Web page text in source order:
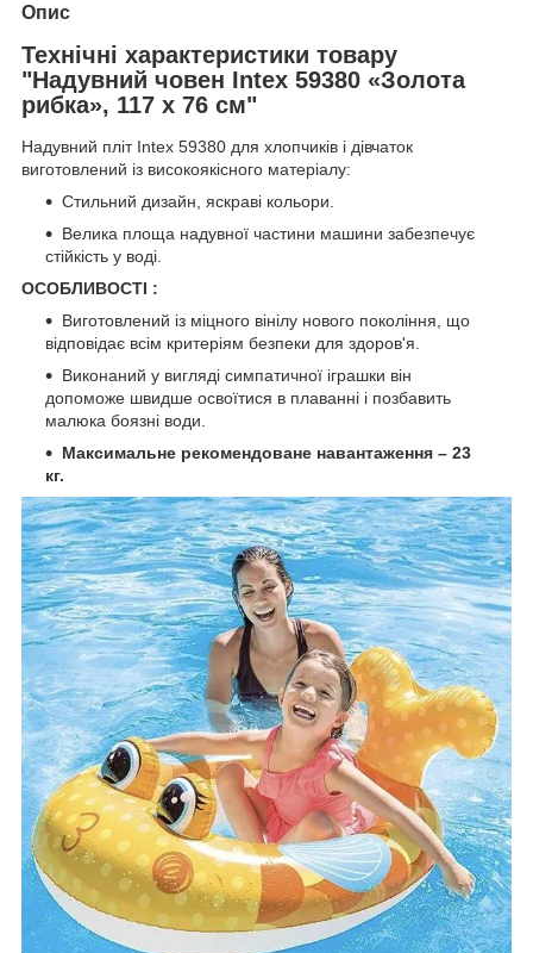
Опис
Технічні характеристики товару
"Надувний човен Intex 59380 «Золота
рибка», 117 х 76 см"
Надувний пліт Intex 59380 для хлопчиків і дівчаток
виготовлений із високоякісного матеріалу:
Стильний дизайн, яскраві кольори.
Велика площа надувної частини машини забезпечує
стійкість у воді.
ОСОБЛИВОСТІ :
Виготовлений із міцного вінілу нового покоління, що
відповідає всім критеріям безпеки для здоров'я.
Виконаний у вигляді симпатичної іграшки він
допоможе швидше освоїтися в плаванні і позбавить
малюка боязні води.
Максимальне рекомендоване навантаження – 23
кг.